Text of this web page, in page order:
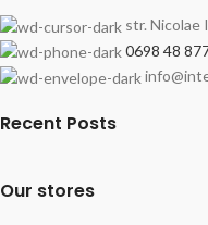
str. Nicolae
0698 48
Recent Posts
Our stores